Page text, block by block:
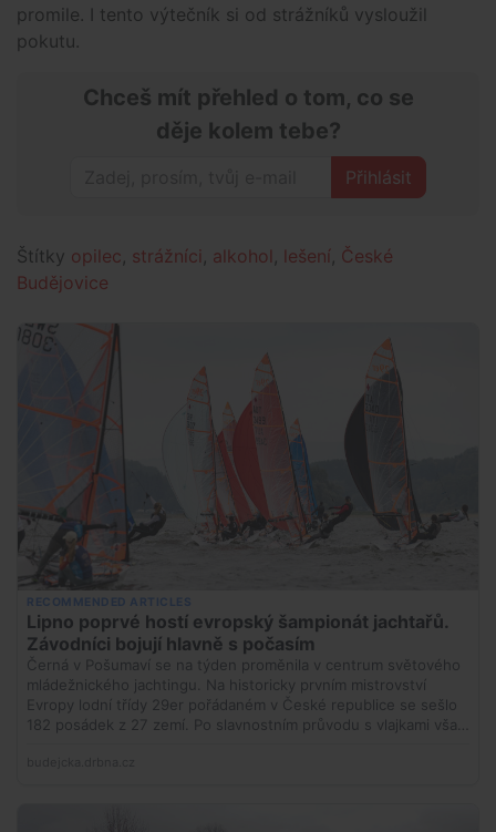
promile. I tento výtečník si od strážníků vysloužil
pokutu.
Chceš mít přehled o tom, co se
děje kolem tebe?
Přihlásit
Štítky opilec strážníci alkohol lešení České
Budějovice